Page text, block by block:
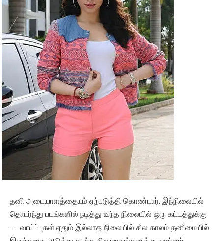
தனி அடையாளத்தையும் ஏற்படுத்தி கொண்டார். இந்நிலையில்
தொடர்ந்து படங்களில் நடித்து வந்த நிலையில் ஒரு கட்டத்துக்கு
பட வாய்ப்புகள் ஏதும் இல்லாத நிலையில் சில காலம் தனிமையில்